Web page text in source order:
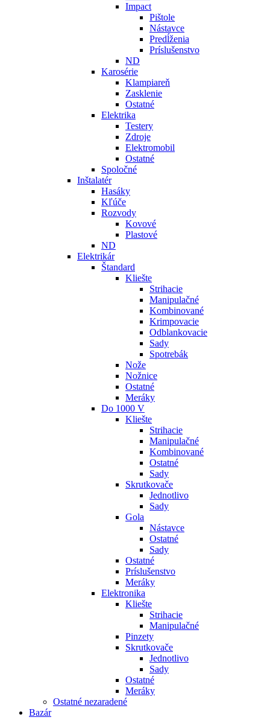
Impact
Pištole
Nástavce
Predĺženia
Príslušenstvo
ND
Karosérie
Klampiareň
Zasklenie
Ostatné
Elektrika
Testery
Zdroje
Elektromobil
Ostatné
Spoločné
Inštalatér
Hasáky
Kľúče
Rozvody
Kovové
Plastové
ND
Elektrikár
Štandard
Kliešte
Strihacie
Manipulačné
Kombinované
Krimpovacie
Odblankovacie
Sady
Spotrebák
Nože
Nožnice
Ostatné
Meráky
Do 1000 V
Kliešte
Strihacie
Manipulačné
Kombinované
Ostatné
Sady
Skrutkovače
Jednotlivo
Sady
Gola
Nástavce
Ostatné
Sady
Ostatné
Príslušenstvo
Meráky
Elektronika
Kliešte
Strihacie
Manipulačné
Pinzety
Skrutkovače
Jednotlivo
Sady
Ostatné
Meráky
Ostatné nezaradené
Bazár